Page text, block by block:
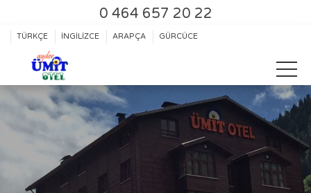
0 464 657 20 22
TÜRKÇE İNGİLİZCE ARAPÇA GÜRCÜCE